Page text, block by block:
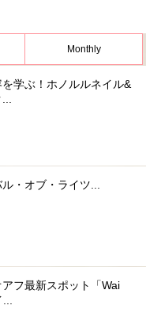
Monthly
学ぶ！ホノルルネイル&
...
・オブ・ライツ...
フ最新スポット「Wai
...